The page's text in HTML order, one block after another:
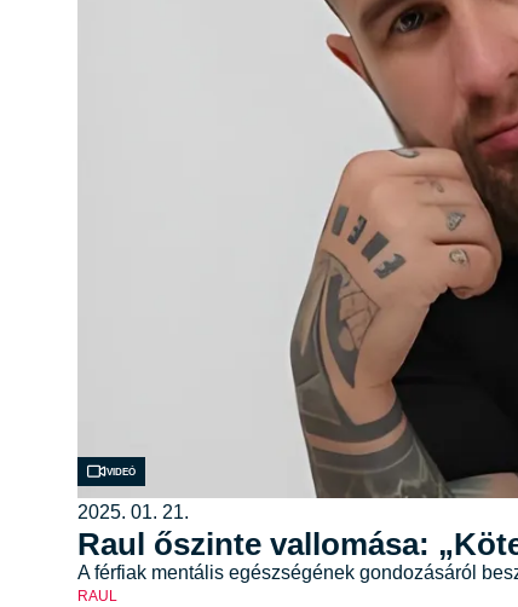
Videó
2025. 01. 21.
Raul őszinte vallomása:
A férfiak mentális egészségének gondozásáról
RAUL